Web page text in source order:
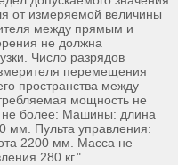
от измеряемой величины
между прямым и
не должна
Число разрядов
перемещения
пространства между
мощность не
не более: Машины: длина
Пульта управления:
2200 мм. Масса не
280 кг."